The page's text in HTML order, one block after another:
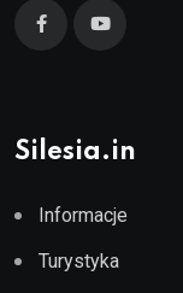
Silesia.in
Informacje
Turystyka